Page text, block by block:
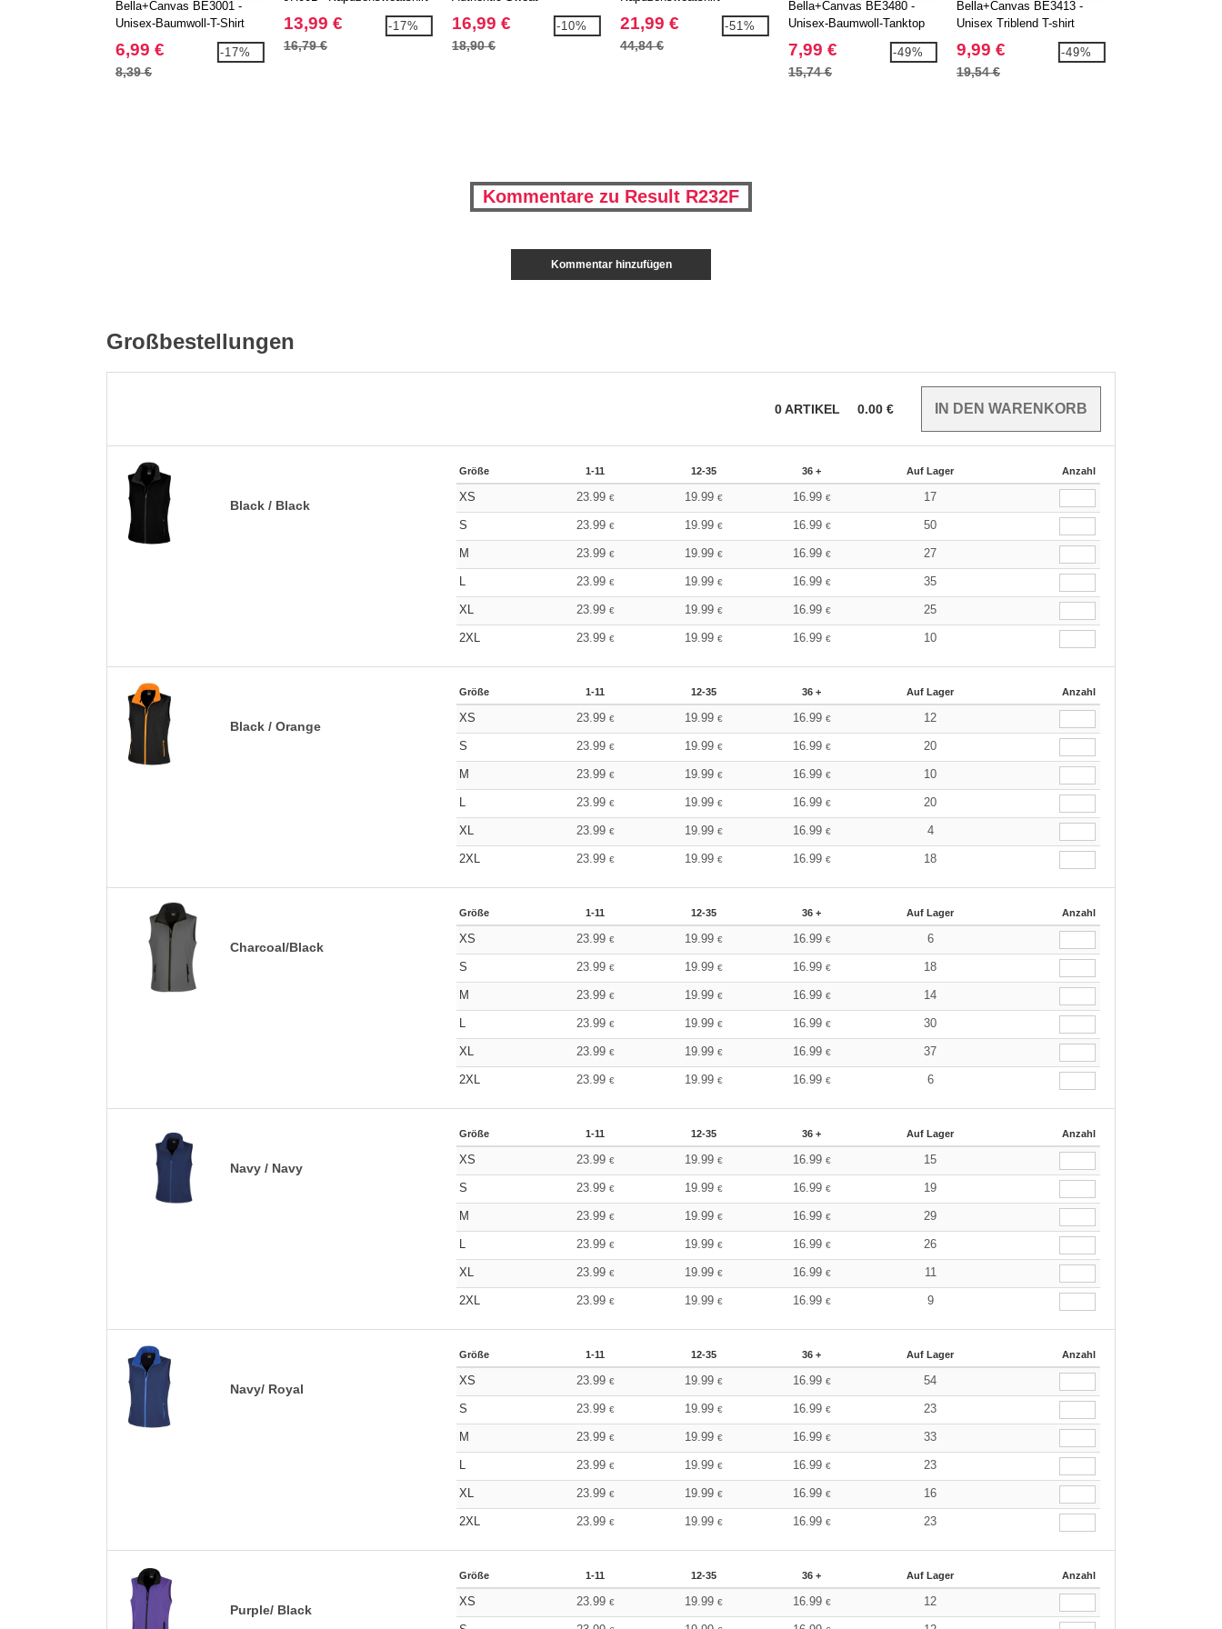
Bella+Canvas BE3001 -
Unisex-Baumwoll-T-Shirt
6,99 €
8,39 €
-17%
13,99 €
16,79 €
-17% 16,99 €
18,90 €
-10% 21,99 €
44,84 €
-51%
Bella+Canvas BE3480 -
Unisex-Baumwoll-Tanktop
7,99 €
15,74 €
-49%
Bella+Canvas BE3413 -
Unisex Triblend T-shirt
9,99 €
19,54 €
-49%
Kommentare zu Result R232F
Kommentar hinzufügen
Großbestellungen
0ARTIKEL 0.00 €
Black / Black
Größe 1-11 12-35 36 + Auf Lager Anzahl
XS 23.99 € 19.99 € 16.99 € 17
S 23.99 € 19.99 € 16.99 € 50
M 23.99 € 19.99 € 16.99 € 27
L 23.99 € 19.99 € 16.99 € 35
XL 23.99 € 19.99 € 16.99 € 25
2XL 23.99 € 19.99 € 16.99 € 10
Black / Orange
Größe 1-11 12-35 36 + Auf Lager Anzahl
XS 23.99 € 19.99 € 16.99 € 12
S 23.99 € 19.99 € 16.99 € 20
M 23.99 € 19.99 € 16.99 € 10
L 23.99 € 19.99 € 16.99 € 20
XL 23.99 € 19.99 € 16.99 € 4
2XL 23.99 € 19.99 € 16.99 € 18
Charcoal/Black
Größe 1-11 12-35 36 + Auf Lager Anzahl
XS 23.99 € 19.99 € 16.99 € 6
S 23.99 € 19.99 € 16.99 € 18
M 23.99 € 19.99 € 16.99 € 14
L 23.99 € 19.99 € 16.99 € 30
XL 23.99 € 19.99 € 16.99 € 37
2XL 23.99 € 19.99 € 16.99 € 6
Navy / Navy
Größe 1-11 12-35 36 + Auf Lager Anzahl
XS 23.99 € 19.99 € 16.99 € 15
S 23.99 € 19.99 € 16.99 € 19
M 23.99 € 19.99 € 16.99 € 29
L 23.99 € 19.99 € 16.99 € 26
XL 23.99 € 19.99 € 16.99 € 11
2XL 23.99 € 19.99 € 16.99 € 9
Navy/ Royal
Größe 1-11 12-35 36 + Auf Lager Anzahl
XS 23.99 € 19.99 € 16.99 € 54
S 23.99 € 19.99 € 16.99 € 23
M 23.99 € 19.99 € 16.99 € 33
L 23.99 € 19.99 € 16.99 € 23
XL 23.99 € 19.99 € 16.99 € 16
2XL 23.99 € 19.99 € 16.99 € 23
Purple/ Black
Größe 1-11 12-35 36 + Auf Lager Anzahl
XS 23.99 € 19.99 € 16.99 € 12